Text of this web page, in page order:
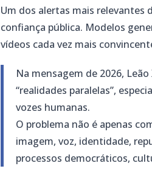
Um dos alertas mais relevantes
confiança pública. Modelos
vídeos cada vez mais
Na mensagem de 2026,
“realidades paralelas”,
vozes humanas.
O problema não é apenas
imagem, voz, identidade,
processos democráticos,